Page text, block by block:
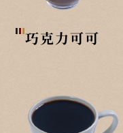
巧克力可可